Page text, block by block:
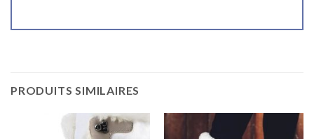
PRODUITS SIMILAIRES